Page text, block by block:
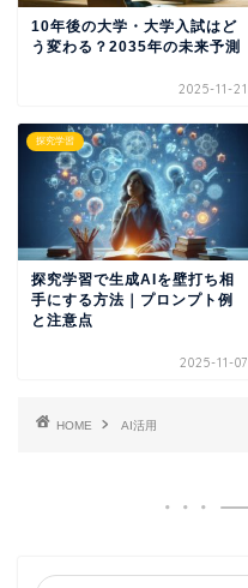
10年後の大学・大学入試はど
う変わる？2035年の未来予測
2025-11-21
探究学習
探究学習で生成AIを壁打ち相
手にする方法｜プロンプト例
と注意点
2025-11-07
HOME AI活用